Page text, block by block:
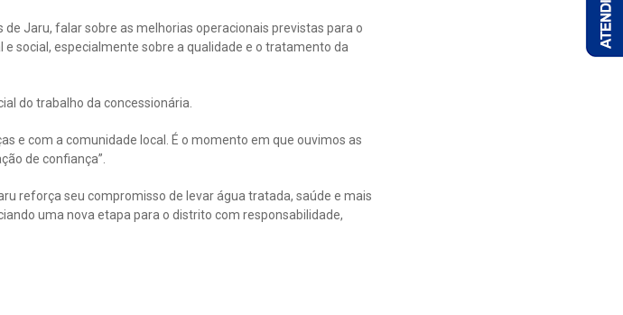
Jaru, falar sobre as melhorias operacionais previstas para o
social, especialmente sobre a qualidade e o tratamento da
do trabalho da concessionária.
e com a comunidade local. É o momento em que ouvimos as
de confiança”.
reforça seu compromisso de levar água tratada, saúde e mais
uma nova etapa para o distrito com responsabilidade,